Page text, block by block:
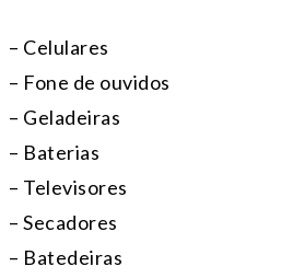
– Celulares
– Fone de ouvidos
– Geladeiras
– Baterias
– Televisores
– Secadores
– Batedeiras